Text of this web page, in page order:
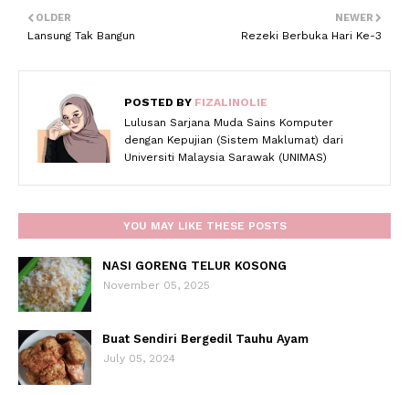
NEWER
Rezeki Berbuka Hari Ke-3
OLDER
Lansung Tak Bangun
POSTED BY FIZALINOLIE
Lulusan Sarjana Muda Sains Komputer
dengan Kepujian (Sistem Maklumat) dari
Universiti Malaysia Sarawak (UNIMAS)
YOU MAY LIKE THESE POSTS
NASI GORENG TELUR KOSONG
November 05, 2025
Buat Sendiri Bergedil Tauhu Ayam
July 05, 2024